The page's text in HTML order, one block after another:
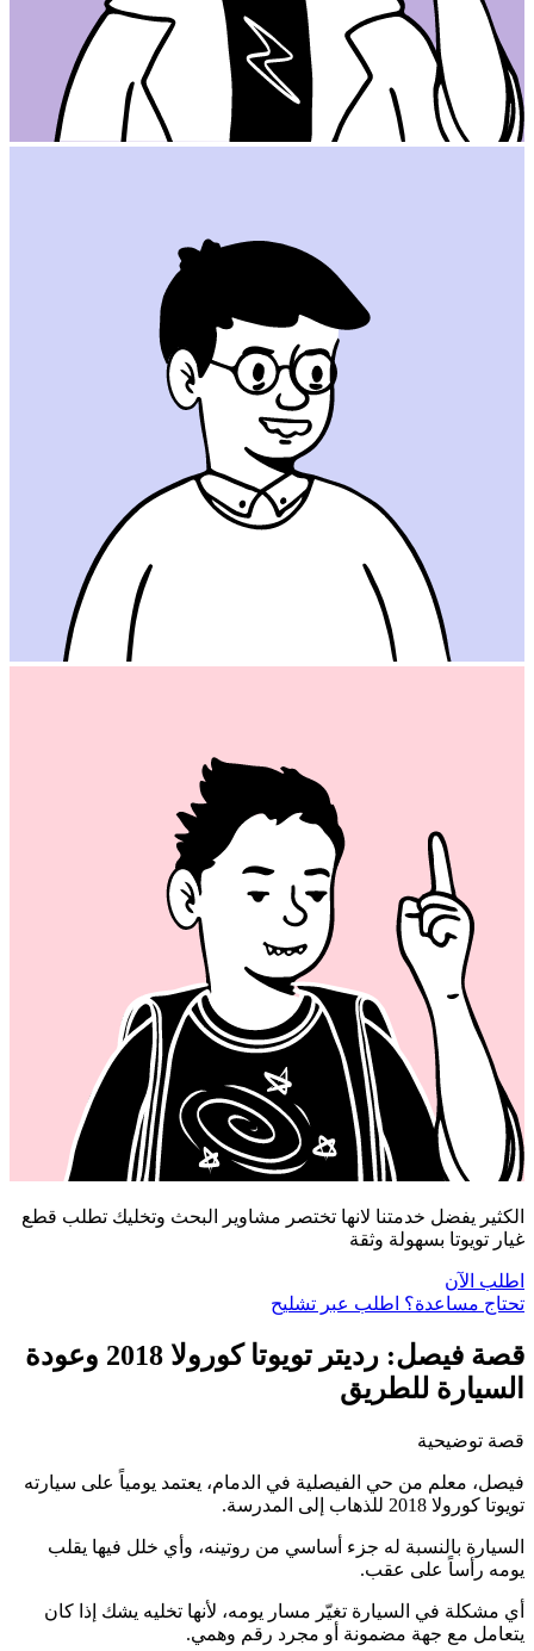
الكثير يفضل خدمتنا لانها تختصر مشاوير البحث وتخليك تطلب قطع
غيار تويوتا بسهولة وثقة
اطلب الآن
تحتاج مساعدة؟ اطلب عبر تشليح
قصة فيصل: رديتر تويوتا كورولا 2018 وعودة
السيارة للطريق
قصة توضيحية
فيصل، معلم من حي الفيصلية في الدمام، يعتمد يومياً على سيارته
تويوتا كورولا 2018 للذهاب إلى المدرسة.
السيارة بالنسبة له جزء أساسي من روتينه، وأي خلل فيها يقلب
يومه رأساً على عقب.
أي مشكلة في السيارة تغيّر مسار يومه، لأنها تخليه يشك إذا كان
يتعامل مع جهة مضمونة أو مجرد رقم وهمي.